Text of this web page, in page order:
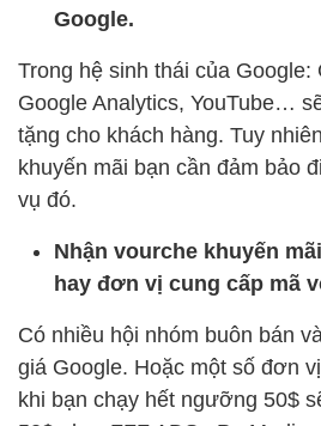
Google.
Trong hệ sinh thái của Google:
Google Analytics, YouTube…
tặng cho khách hàng. Tuy
khuyến mãi bạn cần đảm bảo
vụ đó.
Nhận vourche khuyến
hay đơn vị cung cấp mã
Có nhiều hội nhóm buôn bán
giá Google. Hoặc một số đơn
khi bạn chạy hết ngưỡng 50$